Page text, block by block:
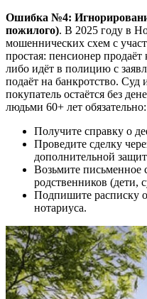
Ошибка №4:
пожилого). В 2025 году в
мошеннических схем с
простая: пенсионер
либо идёт в полицию с
подаёт на банкротство. Суд
покупатель остаётся без
людьми 60+ лет обязательно:
Получите справку о
Проведите сделку
дополнительной
Возьмите письменное
родственников (дети,
Подпишите расписку
нотариуса.